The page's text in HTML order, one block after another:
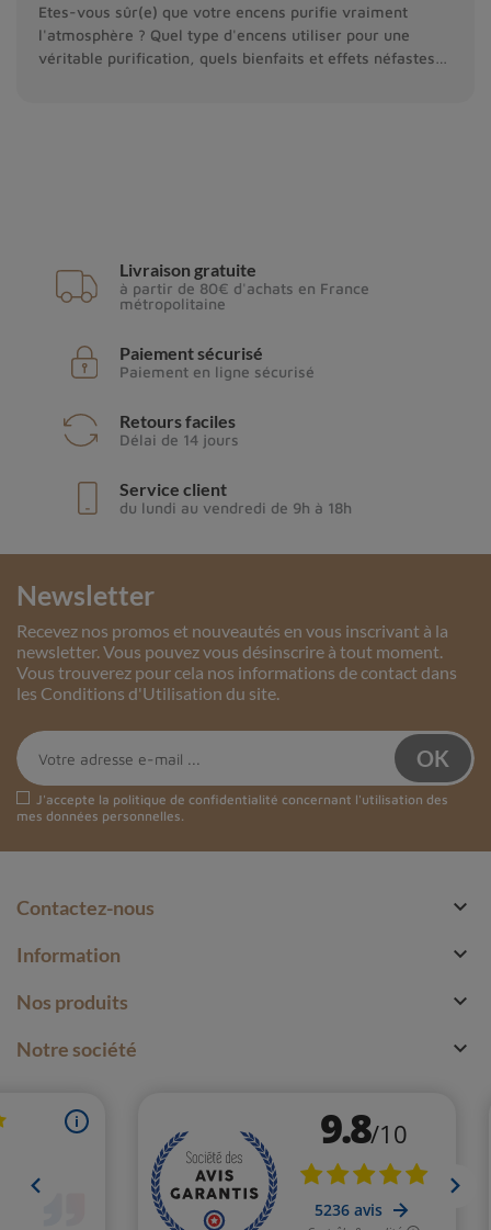
Etes-vous sûr(e) que votre encens purifie vraiment
l'atmosphère ? Quel type d'encens utiliser pour une
véritable purification, quels bienfaits et effets néfastes
Livraison gratuite
à partir de 80€ d'achats en France
métropolitaine
Paiement sécurisé
Paiement en ligne sécurisé
Retours faciles
Délai de 14 jours
Service client
du lundi au vendredi de 9h à 18h
Newsletter
Recevez nos promos et nouveautés en vous inscrivant à la
newsletter. Vous pouvez vous désinscrire à tout moment.
Vous trouverez pour cela nos informations de contact dans
les Conditions d'Utilisation du site.
J'accepte la politique de confidentialité concernant l'utilisation des
mes données personnelles.
Contactez-nous 
Information 
Nos produits 
Notre société 